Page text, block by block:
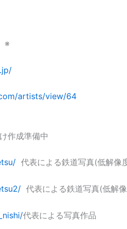
artists/view/64
作成準備中
代表による鉄道写真(低解像
代表による鉄道写真(低解
代表による写真作品